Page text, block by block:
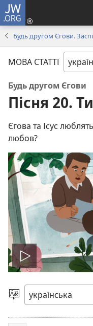
JW.ORG
Будь другом Єгови.
МОВА СТАТТІ
Будь другом Єгови
Пісня 20.
Єгова та Ісус
любов?
відео
Вибрати
мову